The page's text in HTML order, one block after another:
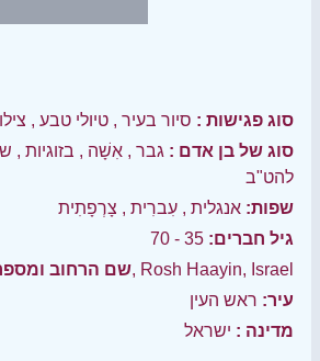
סוג פגישות : סיור בעיר , טיולי טבע ,
סוג של בן אדם : גבר , אִשָׁה , בזוגיות ,
להט"ב
שפות: אנגלית , עִברִית , צָרְפָתִית
גיל חברים: 35 - 70
שם הרחובה' באייר, Rosh Haayin, Israel
עיר: ראש העין
מדינה : ישראל